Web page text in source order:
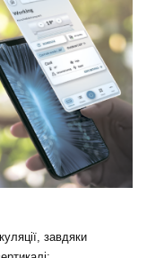
завдяки